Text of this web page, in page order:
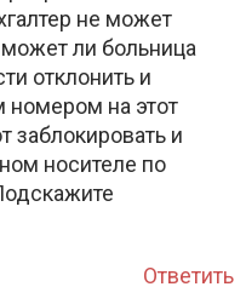
не может
ли больница
отклонить и
номером на этот
заблокировать и
носителе по
Ответить